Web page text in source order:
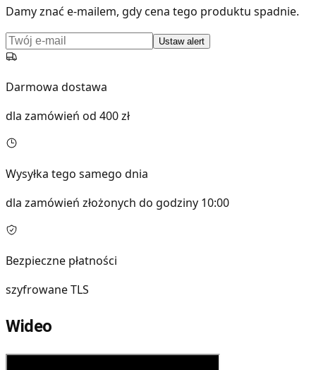
Damy znać e-mailem, gdy cena tego produktu spadnie.
Ustaw alert
Darmowa dostawa
dla zamówień od 400 zł
Wysyłka tego samego dnia
dla zamówień złożonych do godziny 10:00
Bezpieczne płatności
szyfrowane TLS
Wideo